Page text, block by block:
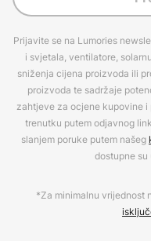
Prijavite se na Lumories
i svjetala, ventilatore,
sniženja cijena proizvoda ili
proizvoda te sadržaje
zahtjeve za ocjene kupovine
trenutku putem odjavnog
slanjem poruke putem našeg
dostupne su
*Za minimalnu vrijednost